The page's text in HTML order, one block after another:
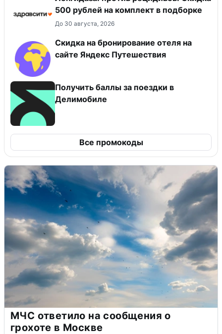
500 рублей на комплект в подборке
До 30 августа, 2026
Скидка на бронирование отеля на
сайте Яндекс Путешествия
Получить баллы за поездки в
Делимобиле
Все промокоды
МЧС ответило на сообщения о
грохоте в Москве